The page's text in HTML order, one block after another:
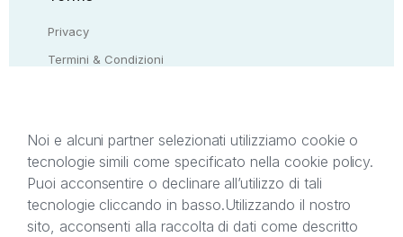
Privacy
Termini & Condizioni
Il presente sito web è di proprietà di StreetLib S.r.l.
titolare di tutti i diritti di proprietà intellettuale
afferenti ai marchi, loghi e segni distintivi presenti
Noi e alcuni partner selezionati utilizziamo cookie o
tecnologie simili come specificato nella cookie policy.
Puoi acconsentire o declinare all’utilizzo di tali
tecnologie cliccando in basso.Utilizzando il nostro
sito, acconsenti alla raccolta di dati come descritto